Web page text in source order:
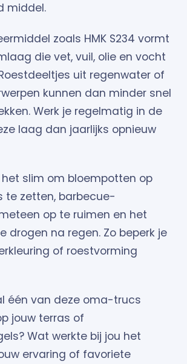
middel.
zoals HMK S234 vormt
die vet, vuil, olie en vocht
uit regenwater of
kunnen dan minder snel
Werk je regelmatig in de
laag dan jaarlijks opnieuw
slim om bloempotten op
te zetten, barbecue-
op te ruimen en het
drogen na regen. Zo beperk je
of roestvorming
één van deze oma-trucs
jouw terras of
Wat werkte bij jou het
ervaring of favoriete